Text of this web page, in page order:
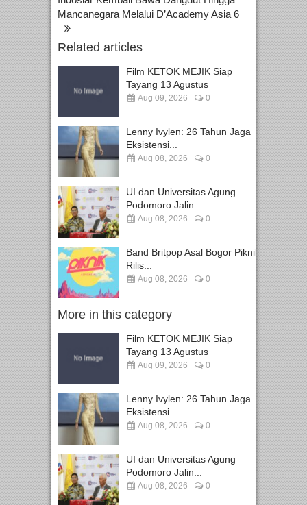
Mancanegara Melalui D’Academy Asia 6
Related articles
Film KETOK MEJIK Siap
Tayang 13 Agustus
Aug 09, 2026 0
Lenny Ivylen: 26 Tahun Jaga
Eksistensi...
Aug 08, 2026 0
UI dan Universitas Agung
Podomoro Jalin...
Aug 08, 2026 0
Band Britpop Asal Bogor Piknik
Rilis...
Aug 08, 2026 0
More in this category
Film KETOK MEJIK Siap
Tayang 13 Agustus
Aug 09, 2026 0
Lenny Ivylen: 26 Tahun Jaga
Eksistensi...
Aug 08, 2026 0
UI dan Universitas Agung
Podomoro Jalin...
Aug 08, 2026 0